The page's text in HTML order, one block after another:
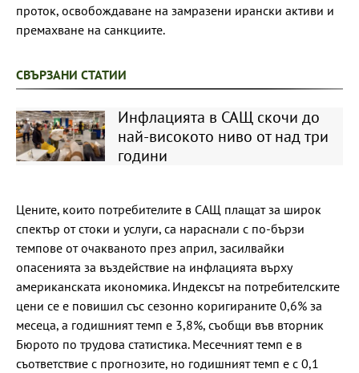
проток, освобождаване на замразени ирански активи и
премахване на санкциите.
СВЪРЗАНИ СТАТИИ
Инфлацията в САЩ скочи до
най-високото ниво от над три
години
Цените, които потребителите в САЩ плащат за широк
спектър от стоки и услуги, са нараснали с по-бързи
темпове от очакваното през април, засилвайки
опасенията за въздействие на инфлацията върху
американската икономика. Индексът на потребителските
цени се е повишил със сезонно коригираните 0,6% за
месеца, а годишният темп е 3,8%, съобщи във вторник
Бюрото по трудова статистика. Месечният темп е в
съответствие с прогнозите, но годишният темп е с 0,1